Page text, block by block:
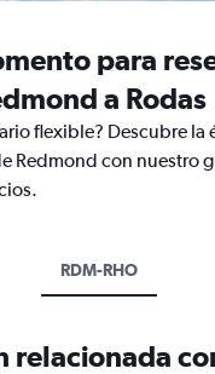
para
a Rodas
flexible? Descubre la
Redmond con nuestro
RDM-RHO
relacionada